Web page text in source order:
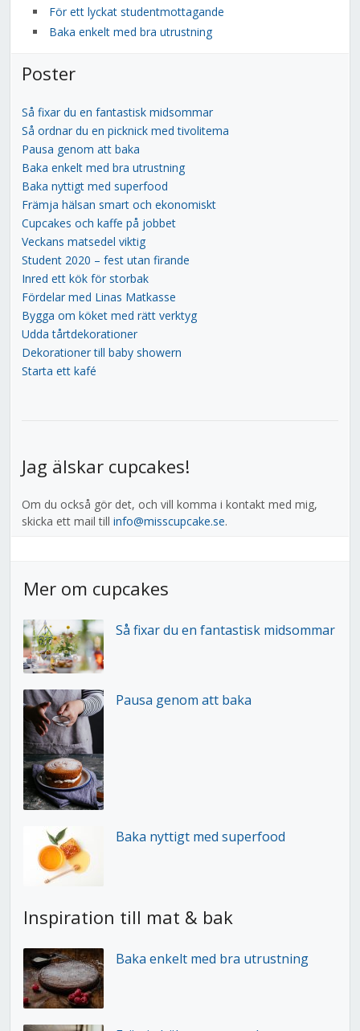
För ett lyckat studentmottagande
Baka enkelt med bra utrustning
Poster
Så fixar du en fantastisk midsommar
Så ordnar du en picknick med tivolitema
Pausa genom att baka
Baka enkelt med bra utrustning
Baka nyttigt med superfood
Främja hälsan smart och ekonomiskt
Cupcakes och kaffe på jobbet
Veckans matsedel viktig
Student 2020 – fest utan firande
Inred ett kök för storbak
Fördelar med Linas Matkasse
Bygga om köket med rätt verktyg
Udda tårtdekorationer
Dekorationer till baby showern
Starta ett kafé
Jag älskar cupcakes!
Om du också gör det, och vill komma i kontakt med mig,
skicka ett mail till info@misscupcake.se.
Mer om cupcakes
Så fixar du en fantastisk midsommar
Pausa genom att baka
Baka nyttigt med superfood
Inspiration till mat & bak
Baka enkelt med bra utrustning